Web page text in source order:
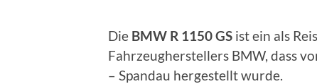
Die BMW R 1150 GS ist ein als
Fahrzeugherstellers BMW, dass
– Spandau hergestellt wurde.